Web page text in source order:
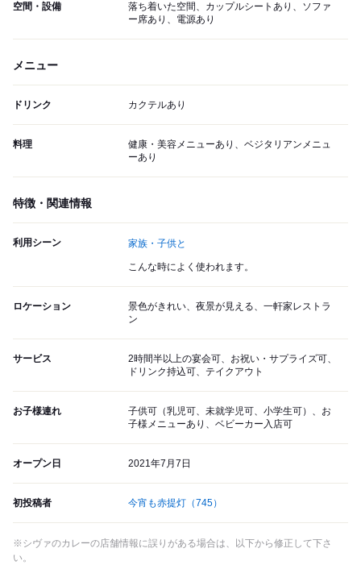
空間・設備
落ち着いた空間、カップルシートあり、ソファ
ー席あり、電源あり
メニュー
ドリンク カクテルあり
料理
健康・美容メニューあり、ベジタリアンメニュ
ーあり
特徴・関連情報
利用シーン 家族・子供と
こんな時によく使われます。
ロケーション
景色がきれい、夜景が見える、一軒家レストラ
ン
サービス
2時間半以上の宴会可、お祝い・サプライズ可、
ドリンク持込可、テイクアウト
お子様連れ
子供可（乳児可、未就学児可、小学生可）、お
子様メニューあり、ベビーカー入店可
オープン日 2021年7月7日
初投稿者 今宵も赤提灯 （745）
※シヴァのカレーの店舗情報に誤りがある場合は、以下から修正して下さ
い。